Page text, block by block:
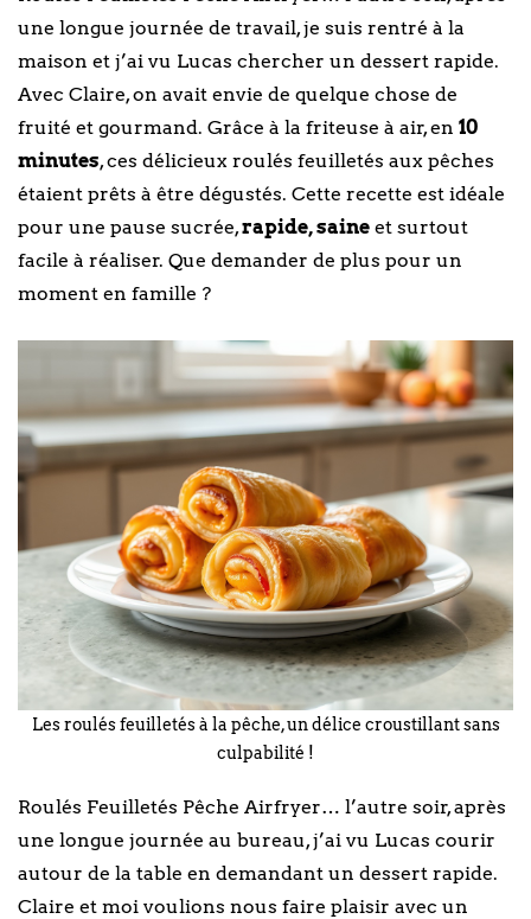
une longue journée de travail, je suis rentré à la
maison et j’ai vu Lucas chercher un dessert rapide.
Avec Claire, on avait envie de quelque chose de
fruité et gourmand. Grâce à la friteuse à air, en 10
minutes, ces délicieux roulés feuilletés aux pêches
étaient prêts à être dégustés. Cette recette est idéale
pour une pause sucrée,rapide, saine et surtout
facile à réaliser. Que demander de plus pour un
moment en famille ?
Les roulés feuilletés à la pêche, un délice croustillant sans
culpabilité !
Roulés Feuilletés Pêche Airfryer… l’autre soir, après
une longue journée au bureau, j’ai vu Lucas courir
autour de la table en demandant un dessert rapide.
Claire et moi voulions nous faire plaisir avec un